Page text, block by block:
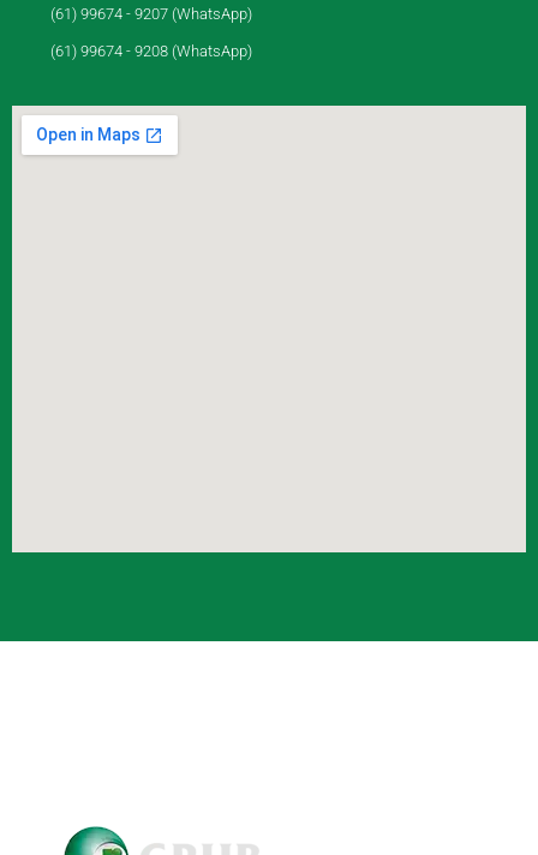
(61) 99674 - 9207 (WhatsApp)
(61) 99674 - 9208 (WhatsApp)